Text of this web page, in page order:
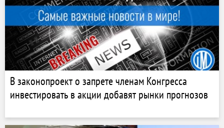
В законопроект о запрете членам Конгресса
инвестировать в акции добавят рынки прогнозов